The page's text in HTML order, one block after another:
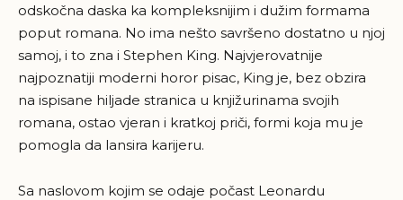
odskočna daska ka kompleksnijim i dužim formama
poput romana. No ima nešto savršeno dostatno u njoj
samoj, i to zna i Stephen King. Najvjerovatnije
najpoznatiji moderni horor pisac, King je, bez obzira
na ispisane hiljade stranica u knjižurinama svojih
romana, ostao vjeran i kratkoj priči, formi koja mu je
pomogla da lansira karijeru.
Sa naslovom kojim se odaje počast Leonardu